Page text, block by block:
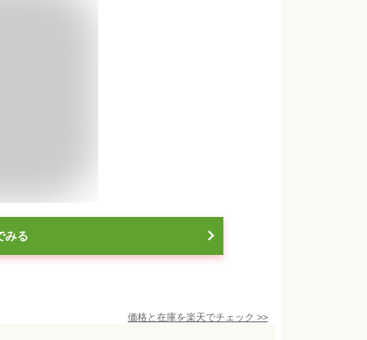
みる
価格と在庫を楽天でチェック >>